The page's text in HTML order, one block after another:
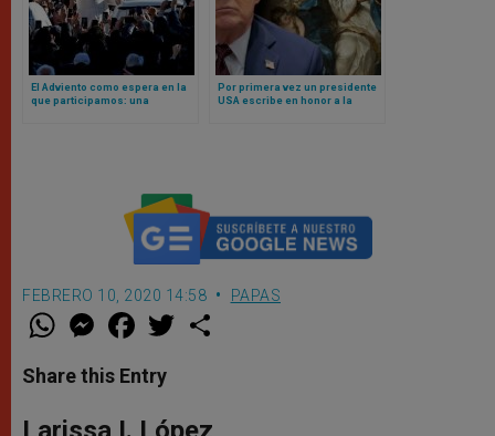
El Adviento como espera en la
que participamos: una
Por primera vez un presidente
USA escribe en honor a la
FEBRERO 10, 2020 14:58 PAPAS
W
t
s
p
M
e
s
e
g
F
a
e
b
o
w
r
Share this Entry